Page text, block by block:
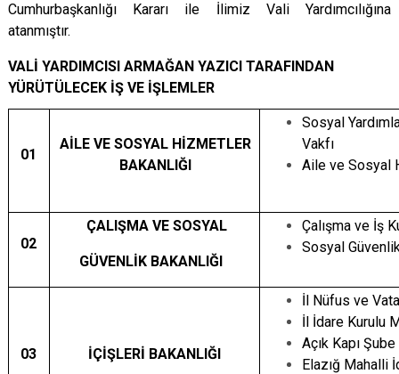
Cumhurbaşkanlığı Kararı ile İlimiz Vali Yardımcılığına
atanmıştır.
VALİ YARDIMCISI ARMAĞAN YAZICI TARAFINDAN
YÜRÜTÜLECEK İŞ VE İŞLEMLER
01
AİLE VE SOSYAL HİZMETLER
BAKANLIĞI
Sosyal
Vakfı
Aile ve Sosyal
02
ÇALIŞMA VE SOSYAL
GÜVENLİK BAKANLIĞI
Çalışma ve İş
Sosyal
03 İÇİŞLERİ BAKANLIĞI
İl Nüfus ve
İl İdare Kurulu
Açık Kapı
Elazığ Mahalli